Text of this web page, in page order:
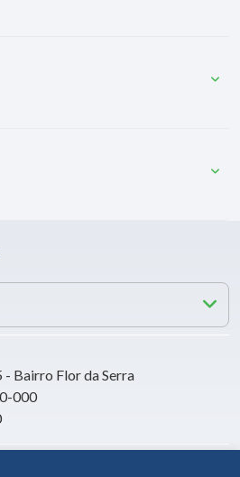
- Bairro Flor da Serra
000